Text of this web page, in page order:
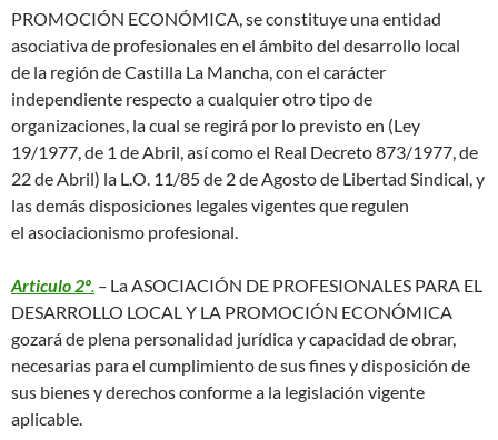
PROMOCIÓN ECONÓMICA, se constituye una entidad
asociativa de profesionales en el ámbito del desarrollo local
de la región de Castilla La Mancha, con el carácter
independiente respecto a cualquier otro tipo de
organizaciones, la cual se regirá por lo previsto en (Ley
19/1977, de 1 de Abril, así como el Real Decreto 873/1977, de
22 de Abril) la L.O. 11/85 de 2 de Agosto de Libertad Sindical, y
las demás disposiciones legales vigentes que regulen
el asociacionismo profesional.
Articulo 2º. – La ASOCIACIÓN DE PROFESIONALES PARA EL
DESARROLLO LOCAL Y LA PROMOCIÓN ECONÓMICA
gozará de plena personalidad jurídica y capacidad de obrar,
necesarias para el cumplimiento de sus fines y disposición de
sus bienes y derechos conforme a la legislación vigente
aplicable.